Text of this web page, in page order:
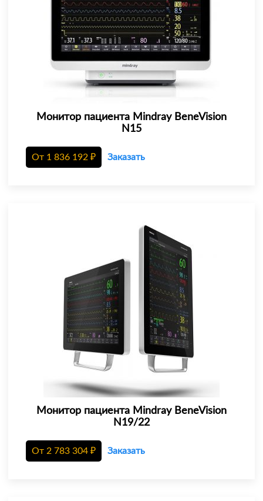
Монитор пациента Mindray BeneVision
N15
От 1 836 192 ₽ Заказать
Монитор пациента Mindray BeneVision
N19/22
От 2 783 304 ₽ Заказать